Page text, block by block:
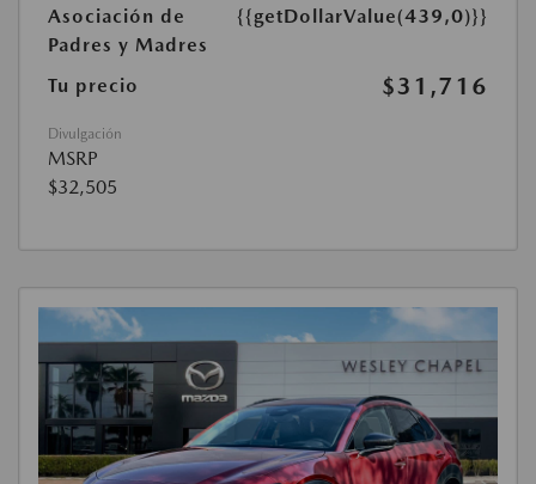
Asociación de
Padres y Madres
{{getDollarValue(439,0)}}
Tu precio $31,716
Divulgación
MSRP
$32,505